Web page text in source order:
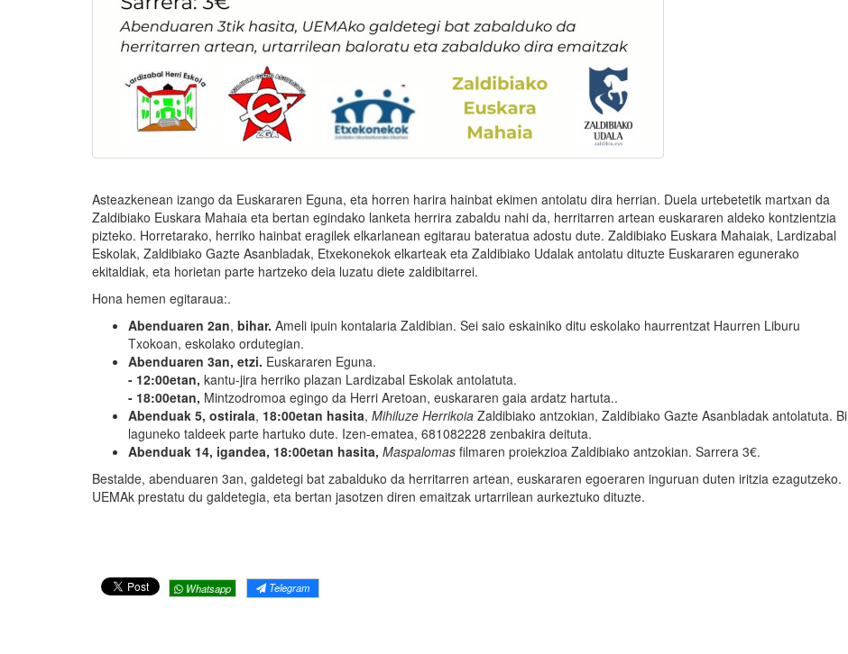
Asteazkenean izango da Euskararen Eguna, eta horren harira hainbat ekimen antolatu dira herrian. Duela urtebetetik martxan da
Zaldibiako Euskara Mahaia eta bertan egindako lanketa herrira zabaldu nahi da, herritarren artean euskararen aldeko kontzientzia
pizteko. Horretarako, herriko hainbat eragilek elkarlanean egitarau bateratua adostu dute. Zaldibiako Euskara Mahaiak, Lardizabal
Eskolak, Zaldibiako Gazte Asanbladak, Etxekonekok elkarteak eta Zaldibiako Udalak antolatu dituzte Euskararen egunerako
ekitaldiak, eta horietan parte hartzeko deia luzatu diete zaldibitarrei.
Hona hemen egitaraua:.
Abenduaren 2an, bihar. Ameli ipuin kontalaria Zaldibian. Sei saio eskainiko ditu eskolako haurrentzat Haurren Liburu
Txokoan, eskolako ordutegian.
Abenduaren 3an, etzi. Euskararen Eguna.
- 12:00etan, kantu-jira herriko plazan Lardizabal Eskolak antolatuta.
- 18:00etan, Mintzodromoa egingo da Herri Aretoan, euskararen gaia ardatz hartuta..
Abenduak 5, ostirala, 18:00etan hasita, Mihiluze Herrikoia Zaldibiako antzokian, Zaldibiako Gazte Asanbladak antolatuta. Bi
laguneko taldeek parte hartuko dute. Izen-ematea, 681082228 zenbakira deituta.
Abenduak 14, igandea, 18:00etan hasita, Maspalomas filmaren proiekzioa Zaldibiako antzokian. Sarrera 3€.
Bestalde, abenduaren 3an, galdetegi bat zabalduko da herritarren artean, euskararen egoeraren inguruan duten iritzia ezagutzeko.
UEMAk prestatu du galdetegia, eta bertan jasotzen diren emaitzak urtarrilean aurkeztuko dituzte.
Whatsapp Telegram